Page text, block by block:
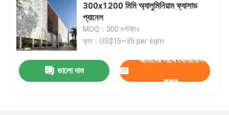
পণ্য
300x1200 মিমি অ্যালুমিনিয়াম ফ্যাসাড
প্যানেল
MOQ：300 বর্গমিটার
মূল্য：US$15~35 per sqm
ভালো দাম
আমাদের সাথে যোগাযোগ
করুন